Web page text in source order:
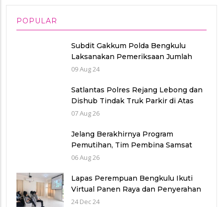
POPULAR
Subdit Gakkum Polda Bengkulu
Laksanakan Pemeriksaan Jumlah
Laka Lantas di Polres Benteng
09 Aug 24
Satlantas Polres Rejang Lebong dan
Dishub Tindak Truk Parkir di Atas
Jembatan, Respons Keluhan Warga
07 Aug 26
Jelang Berakhirnya Program
Pemutihan, Tim Pembina Samsat
Rejang Lebong Intensifkan
06 Aug 26
Lapas Perempuan Bengkulu Ikuti
Virtual Panen Raya dan Penyerahan
Bansos Serentak
24 Dec 24